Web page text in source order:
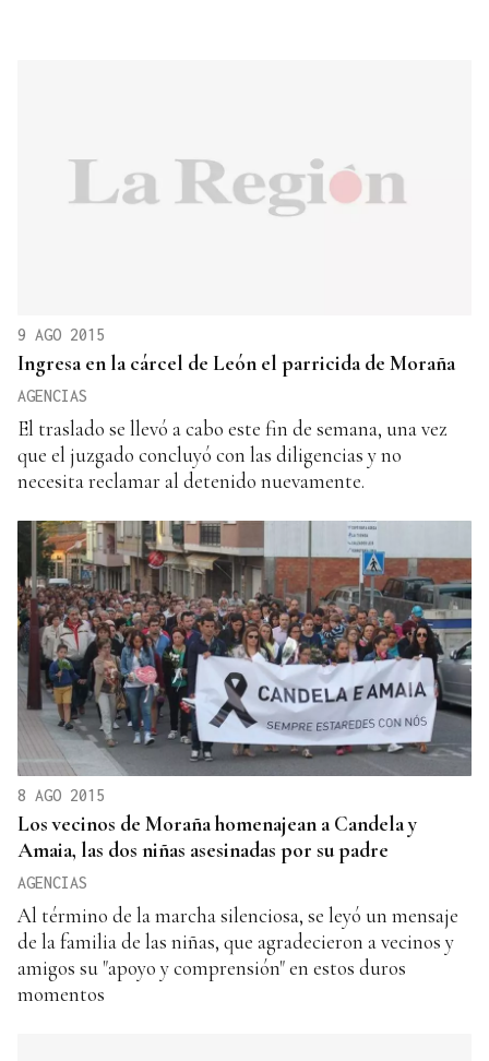
9 AGO 2015
Ingresa en la cárcel de León el parricida de Moraña
AGENCIAS
El traslado se llevó a cabo este fin de semana, una vez
que el juzgado concluyó con las diligencias y no
necesita reclamar al detenido nuevamente.
8 AGO 2015
Los vecinos de Moraña homenajean a Candela y
Amaia, las dos niñas asesinadas por su padre
AGENCIAS
Al término de la marcha silenciosa, se leyó un mensaje
de la familia de las niñas, que agradecieron a vecinos y
amigos su "apoyo y comprensión" en estos duros
momentos